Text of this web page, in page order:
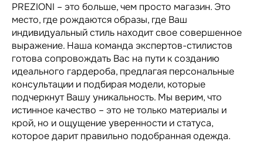
PREZIONI – это больше, чем просто магазин. Это
место, где рождаются образы, где Ваш
индивидуальный стиль находит свое совершенное
выражение. Наша команда экспертов-стилистов
готова сопровождать Вас на пути к созданию
идеального гардероба, предлагая персональные
консультации и подбирая модели, которые
подчеркнут Вашу уникальность. Мы верим, что
истинное качество – это не только материалы и
крой, но и ощущение уверенности и статуса,
которое дарит правильно подобранная одежда.